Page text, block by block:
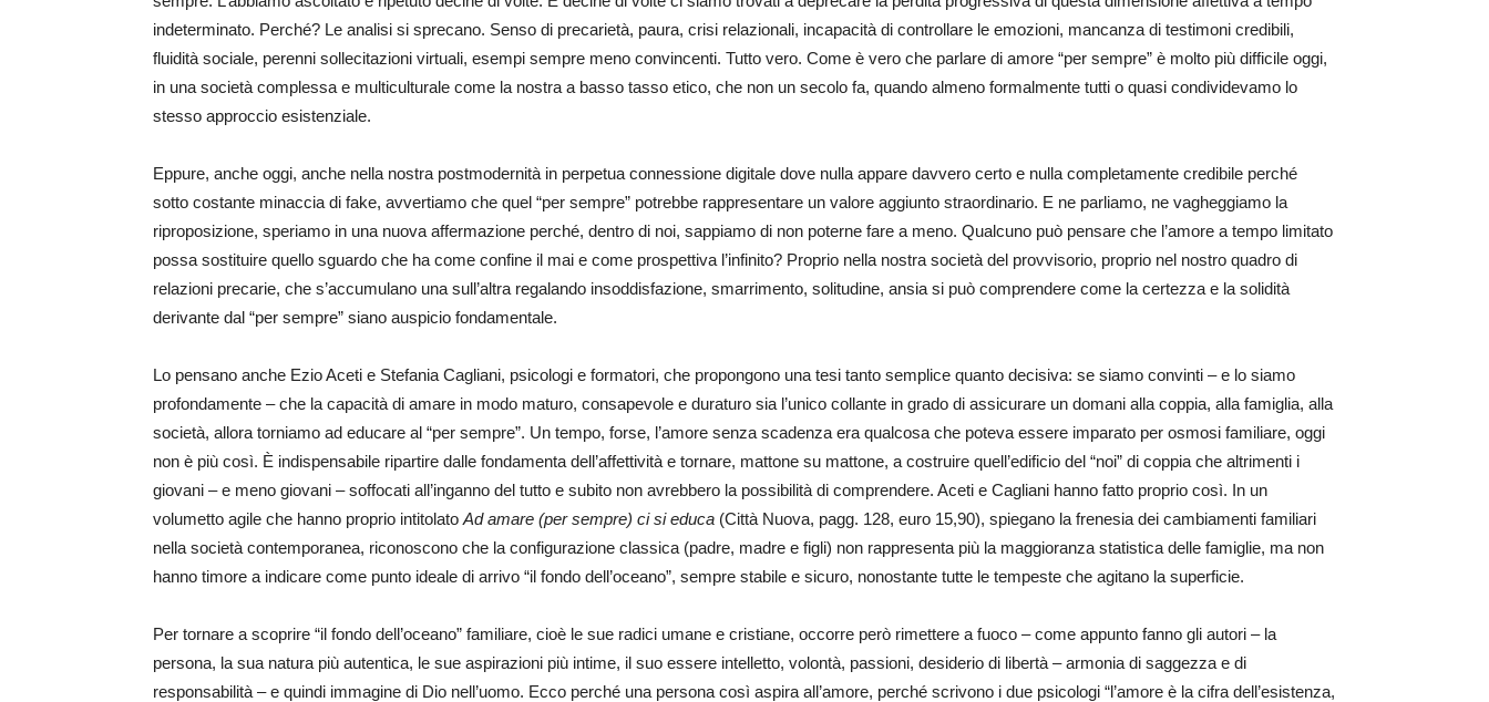
indeterminato. Perché? Le analisi si sprecano. Senso di precarietà, paura, crisi relazionali, incapacità di controllare le emozioni, mancanza di testimoni credibili,
fluidità sociale, perenni sollecitazioni virtuali, esempi sempre meno convincenti. Tutto vero. Come è vero che parlare di amore “per sempre” è molto più difficile oggi,
in una società complessa e multiculturale come la nostra a basso tasso etico, che non un secolo fa, quando almeno formalmente tutti o quasi condividevamo lo
stesso approccio esistenziale.
Eppure, anche oggi, anche nella nostra postmodernità in perpetua connessione digitale dove nulla appare davvero certo e nulla completamente credibile perché
sotto costante minaccia di fake, avvertiamo che quel “per sempre” potrebbe rappresentare un valore aggiunto straordinario. E ne parliamo, ne vagheggiamo la
riproposizione, speriamo in una nuova affermazione perché, dentro di noi, sappiamo di non poterne fare a meno. Qualcuno può pensare che l’amore a tempo limitato
possa sostituire quello sguardo che ha come confine il mai e come prospettiva l’infinito? Proprio nella nostra società del provvisorio, proprio nel nostro quadro di
relazioni precarie, che s’accumulano una sull’altra regalando insoddisfazione, smarrimento, solitudine, ansia si può comprendere come la certezza e la solidità
derivante dal “per sempre” siano auspicio fondamentale.
Lo pensano anche Ezio Aceti e Stefania Cagliani, psicologi e formatori, che propongono una tesi tanto semplice quanto decisiva: se siamo convinti – e lo siamo
profondamente – che la capacità di amare in modo maturo, consapevole e duraturo sia l’unico collante in grado di assicurare un domani alla coppia, alla famiglia, alla
società, allora torniamo ad educare al “per sempre”. Un tempo, forse, l’amore senza scadenza era qualcosa che poteva essere imparato per osmosi familiare, oggi
non è più così. È indispensabile ripartire dalle fondamenta dell’affettività e tornare, mattone su mattone, a costruire quell’edificio del “noi” di coppia che altrimenti i
giovani – e meno giovani – soffocati all’inganno del tutto e subito non avrebbero la possibilità di comprendere. Aceti e Cagliani hanno fatto proprio così. In un
volumetto agile che hanno proprio intitolato Ad amare (per sempre) ci si educa (Città Nuova, pagg. 128, euro 15,90), spiegano la frenesia dei cambiamenti familiari
nella società contemporanea, riconoscono che la configurazione classica (padre, madre e figli) non rappresenta più la maggioranza statistica delle famiglie, ma non
hanno timore a indicare come punto ideale di arrivo “il fondo dell’oceano”, sempre stabile e sicuro, nonostante tutte le tempeste che agitano la superficie.
Per tornare a scoprire “il fondo dell’oceano” familiare, cioè le sue radici umane e cristiane, occorre però rimettere a fuoco – come appunto fanno gli autori – la
persona, la sua natura più autentica, le sue aspirazioni più intime, il suo essere intelletto, volontà, passioni, desiderio di libertà – armonia di saggezza e di
responsabilità – e quindi immagine di Dio nell’uomo. Ecco perché una persona così aspira all’amore, perché scrivono i due psicologi “l’amore è la cifra dell’esistenza,